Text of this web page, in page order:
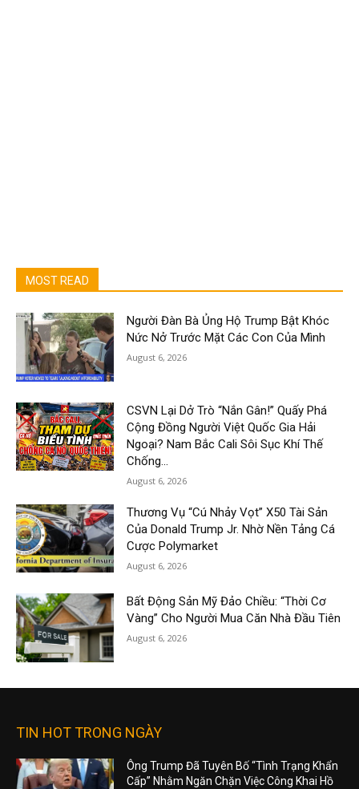
MOST READ
Người Đàn Bà Ủng Hộ Trump Bật Khóc
Nức Nở Trước Mặt Các Con Của Mình
August 6, 2026
CSVN Lại Dở Trò “Nắn Gân!” Quấy Phá
Cộng Đồng Người Việt Quốc Gia Hải
Ngoại? Nam Bắc Cali Sôi Sục Khí Thế
Chống...
August 6, 2026
Thương Vụ “Cú Nhảy Vọt” X50 Tài Sản
Của Donald Trump Jr. Nhờ Nền Tảng Cá
Cược Polymarket
August 6, 2026
Bất Động Sản Mỹ Đảo Chiều: “Thời Cơ
Vàng” Cho Người Mua Căn Nhà Đầu Tiên
August 6, 2026
TIN HOT TRONG NGÀY
Ông Trump Đã Tuyên Bố “Tình Trạng Khẩn
Cấp” Nhằm Ngăn Chặn Việc Công Khai Hồ